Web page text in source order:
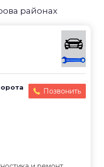
районах
Позвонить